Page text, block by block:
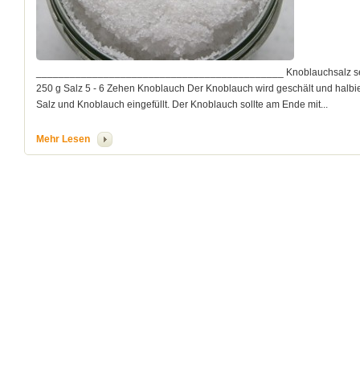
____________________________________________ Knoblauchsalz
250 g Salz 5 - 6 Zehen Knoblauch Der Knoblauch wird geschält und
Salz und Knoblauch eingefüllt. Der Knoblauch sollte am Ende mit...
Mehr Lesen